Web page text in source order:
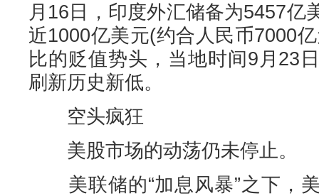
月16日，印度外汇储备为5457亿
近1000亿美元(约合人民币7000
比的贬值势头，当地时间9月23
刷新历史新低。
空头疯狂
美股市场的动荡仍未停止。
美联储的“加息风暴”之下，